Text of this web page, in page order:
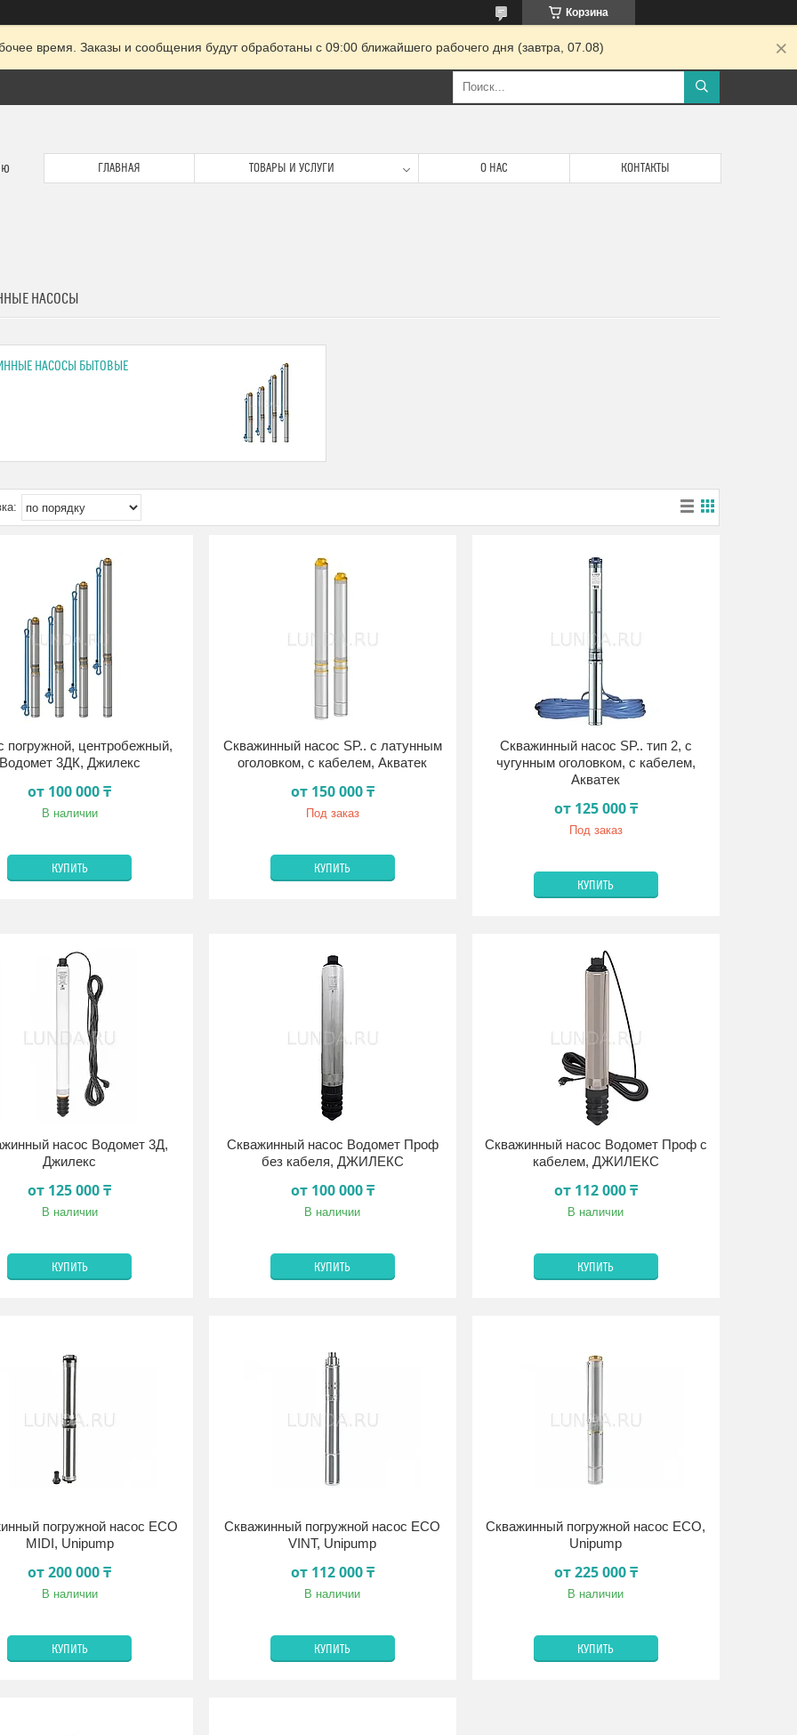
Корзина
время. Заказы и сообщения будут обработаны с 09:00 ближайшего рабочего дня (завтра, 07.08)
ГЛАВНАЯ ТОВАРЫ И УСЛУГИ О НАС КОНТАКТЫ
НАСОСЫ
НАСОСЫ БЫТОВЫЕ
погружной, центробежный,
Водомет 3ДК, Джилекс
от 100 000 ₸
В наличии
КУПИТЬ
Скважинный насос SP.. с латунным
оголовком, с кабелем, Акватек
от 150 000 ₸
Под заказ
КУПИТЬ
Скважинный насос SP.. тип 2, с
чугунным оголовком, с кабелем,
Акватек
от 125 000 ₸
Под заказ
КУПИТЬ
насос Водомет 3Д,
Джилекс
от 125 000 ₸
В наличии
КУПИТЬ
Скважинный насос Водомет Проф
без кабеля, ДЖИЛЕКС
от 100 000 ₸
В наличии
КУПИТЬ
Скважинный насос Водомет Проф с
кабелем, ДЖИЛЕКС
от 112 000 ₸
В наличии
КУПИТЬ
погружной насос ECO
MIDI, Unipump
от 200 000 ₸
В наличии
КУПИТЬ
Скважинный погружной насос ECO
VINT, Unipump
от 112 000 ₸
В наличии
КУПИТЬ
Скважинный погружной насос ECO,
Unipump
от 225 000 ₸
В наличии
КУПИТЬ